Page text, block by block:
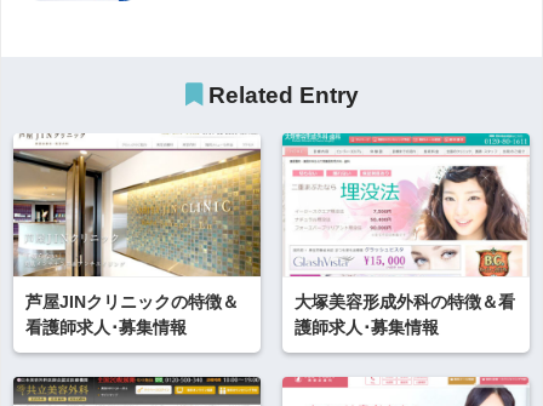
Related Entry
芦屋JINクリニックの特徴＆
看護師求人･募集情報
大塚美容形成外科の特徴＆看
護師求人･募集情報